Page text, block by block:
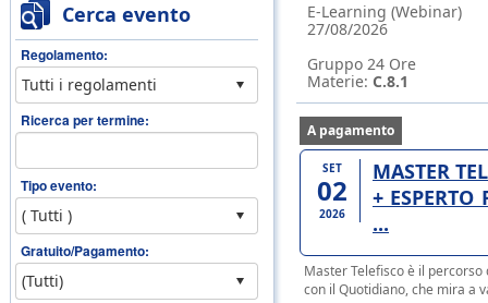
Cerca evento
Regolamento:
Ricerca per termine:
Tipo evento:
Gratuito/Pagamento:
E-Learning (Webinar)
27/08/2026
Gruppo 24 Ore
Materie: C.8.1
A pagamento
SET
02
2026
MASTER
+
...
Master Telefisco è il
con il Quotidiano, che mira a